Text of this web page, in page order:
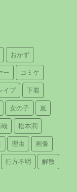
おかず
ー コミケ
イプ 下着
女の子 嵐
松本潤
理由 画像
行方不明 解散